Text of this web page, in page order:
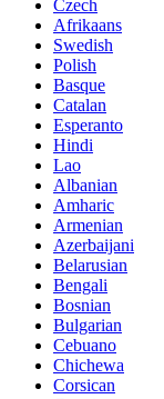
Czech
Afrikaans
Swedish
Polish
Basque
Catalan
Esperanto
Hindi
Lao
Albanian
Amharic
Armenian
Azerbaijani
Belarusian
Bengali
Bosnian
Bulgarian
Cebuano
Chichewa
Corsican